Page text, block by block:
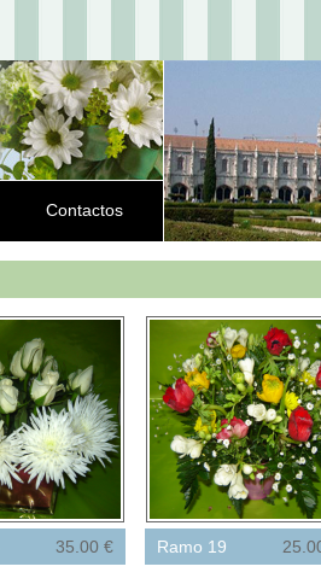
Contactos
35.00 € Ramo 19